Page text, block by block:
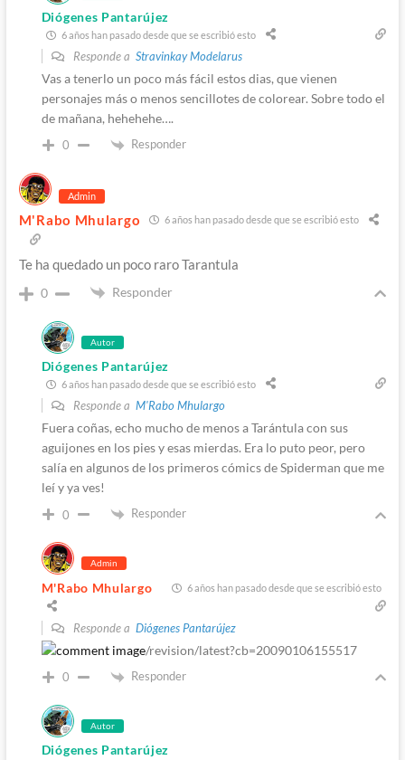
Diógenes Pantarújez
6 años han pasado desde que se escribió esto
Responde a Stravinkay Modelarus
Vas a tenerlo un poco más fácil estos dias, que vienen
personajes más o menos sencillotes de colorear. Sobre todo el
de mañana, hehehehe….
0 Responder
Admin
M'Rabo Mhulargo 6 años han pasado desde que se escribió esto
Te ha quedado un poco raro Tarantula
0 Responder
Autor
Diógenes Pantarújez
6 años han pasado desde que se escribió esto
Responde a M'Rabo Mhulargo
Fuera coñas, echo mucho de menos a Tarántula con sus
aguijones en los pies y esas mierdas. Era lo puto peor, pero
salía en algunos de los primeros cómics de Spiderman que me
leí y ya ves!
0 Responder
Admin
M'Rabo Mhulargo 6 años han pasado desde que se escribió esto
Responde a Diógenes Pantarújez
/revision/latest?cb=20090106155517
0 Responder
Autor
Diógenes Pantarújez